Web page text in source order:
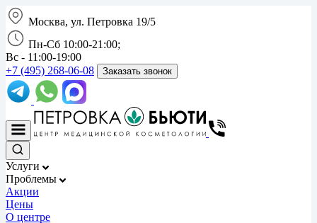
Москва, ул. Петровка 19/5
Пн-Сб 10:00-21:00;
Вс - 11:00-19:00
+7 (495) 268-06-08
Заказать звонок
Услуги
Проблемы
Акции
Цены
О центре